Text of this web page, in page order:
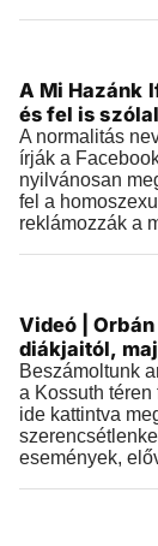
2019.03.31 |
A Mi Hazánk
és fel is
A normalitás
írják a
nyilvánosan
fel a
reklámozzák a
2019.03.30 |
Videó |
diákjaitól,
Beszámoltunk
a Kossuth
ide kattintva
események,